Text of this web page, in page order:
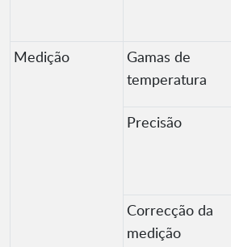
Medição
Gamas de
temperatura
Precisão
Correcção da
medição